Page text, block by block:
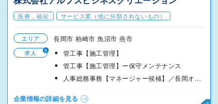
医療，福祉 サービス業（他に分類されないもの）
エリア 長岡市 柏崎市 魚沼市 燕市
求人 9
管工事【施工管理】
管工事【施工管理】ー保守メンテナンス
人事総務事務【マネージャー候補】／長岡オフィス
企業情報の詳細を見る